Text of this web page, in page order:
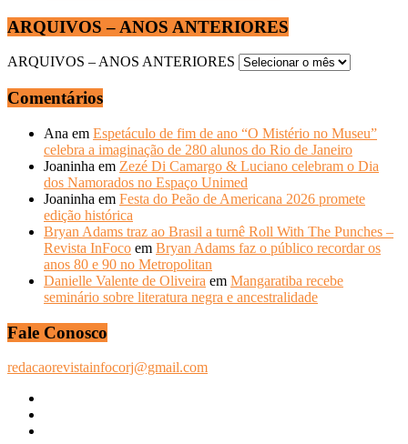
ARQUIVOS – ANOS ANTERIORES
ARQUIVOS – ANOS ANTERIORES
Comentários
Ana em Espetáculo de fim de ano “O Mistério no Museu”
celebra a imaginação de 280 alunos do Rio de Janeiro
Joaninha em Zezé Di Camargo & Luciano celebram o Dia
dos Namorados no Espaço Unimed
Joaninha em Festa do Peão de Americana 2026 promete
edição histórica
Bryan Adams traz ao Brasil a turnê Roll With The Punches –
Revista InFoco em Bryan Adams faz o público recordar os
anos 80 e 90 no Metropolitan
Danielle Valente de Oliveira em Mangaratiba recebe
seminário sobre literatura negra e ancestralidade
Fale Conosco
redacaorevistainfocorj@gmail.com